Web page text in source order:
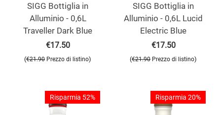
SIGG Bottiglia in
Alluminio - 0,6L
Traveller Dark Blue
€17.50
(€21.90 Prezzo di listino)
SIGG Bottiglia in
Alluminio - 0,6L Lucid
Electric Blue
€17.50
(€21.90 Prezzo di listino)
Risparmia 52% Risparmia 20%